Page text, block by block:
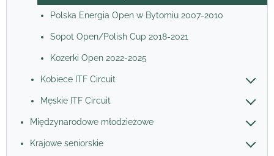
Polska Energia Open w Bytomiu 2007-2010
Sopot Open/Polish Cup 2018-2021
Kozerki Open 2022-2025
Kobiece ITF Circuit
Męskie ITF Circuit
Międzynarodowe młodzieżowe
Krajowe seniorskie